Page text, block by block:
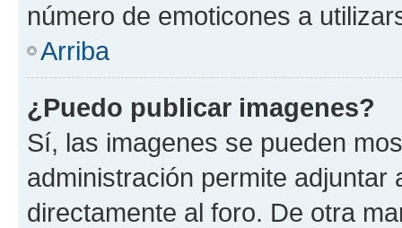
número de emoticones a
Arriba
¿Puedo publicar imagenes?
Sí, las imagenes se pueden
administración permite
directamente al foro. De otra